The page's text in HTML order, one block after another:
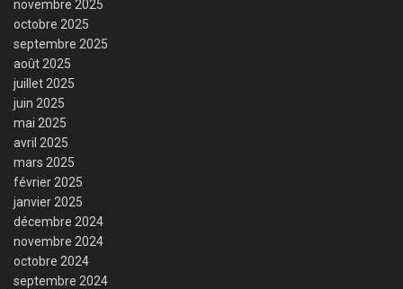
novembre 2025
octobre 2025
septembre 2025
août 2025
juillet 2025
juin 2025
mai 2025
avril 2025
mars 2025
février 2025
janvier 2025
décembre 2024
novembre 2024
octobre 2024
septembre 2024